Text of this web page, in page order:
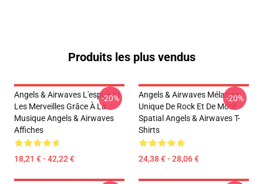
Produits les plus vendus
Angels & Airwaves L'espoir Et
Les Merveilles Grâce À La
Musique Angels & Airwaves
Affiches
18,21 € - 42,22 €
-20%
Angels & Airwaves Mélange
Unique De Rock Et De Motif
Spatial Angels & Airwaves T-
Shirts
24,38 € - 28,06 €
-20%